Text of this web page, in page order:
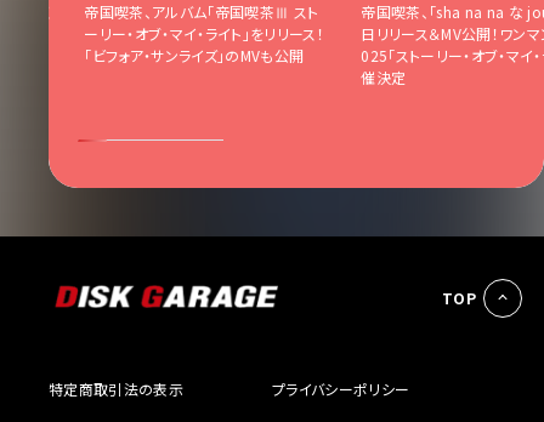
帝国喫茶、アルバム｢帝国喫茶Ⅲ スト
ーリー・オブ・マイ・ライト｣をリリース！
｢ビフォア・サンライズ｣のMVも公開
帝国喫茶、｢sha na na な
日リリース＆MV公開！ワン
025「ストーリー・オブ・マイ
催決定
TOP
特定商取引法の表示 プライバシーポリシー